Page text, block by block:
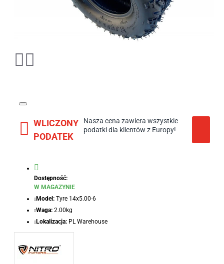
WLICZONY
PODATEK
Nasza cena zawiera wszystkie
podatki dla klientów z Europy!
Dostępność:
W MAGAZYNIE
Model: Tyre 14x5.00-6
Waga: 2.00kg
Lokalizacja: PL Warehouse